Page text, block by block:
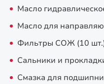
Масло
Масло для
Фильтры СОЖ (10
Сальники и
Смазка для